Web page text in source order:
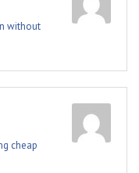
without
cheap